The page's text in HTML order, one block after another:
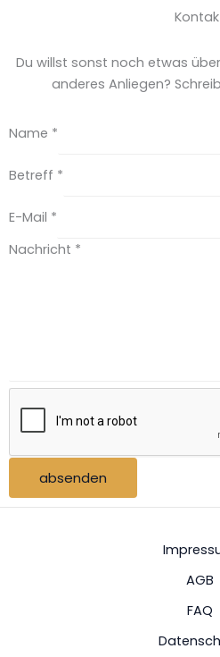
Du willst sonst noch etwas
anderes Anliegen?
Name *
Betreff *
E-Mail *
Nachricht *
absenden
AGB
FAQ